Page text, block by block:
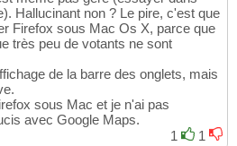
Hallucinant non ? Le pire, c'est que
Firefox sous Mac Os X, parce que
très peu de votants ne sont
de la barre des onglets, mais
sous Mac et je n'ai pas
avec Google Maps.
1
1